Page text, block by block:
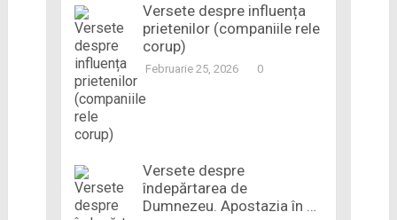
Versete despre influența
prietenilor (companiile rele
corup)
Februarie 25, 2026 0
Versete despre
îndepărtarea de
Dumnezeu. Apostazia în …